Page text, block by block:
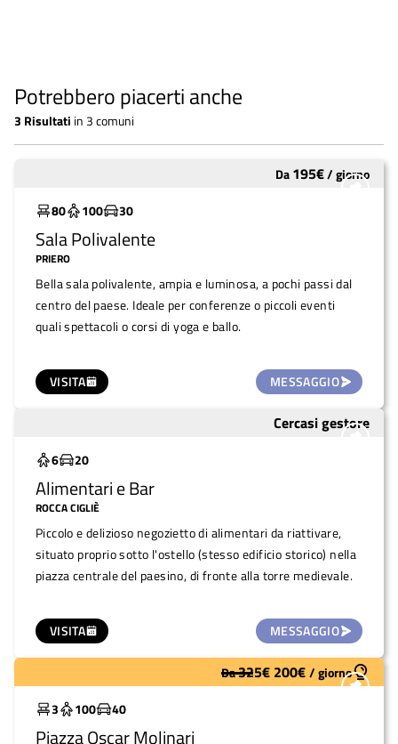
Potrebbero piacerti anche
3 Risultati in 3 comuni
VISITA MESSAGGIO
Da195€/giorno
80
100 30
Sala Polivalente
PRIERO
Bella sala polivalente, ampia e luminosa, a pochi passi dal
centro del paese. Ideale per conferenze o piccoli eventi
quali spettacoli o corsi di yoga e ballo.
VISITA MESSAGGIO
Cercasi gestore
6 20
Alimentari e Bar
ROCCA CIGLIÈ
Piccolo e delizioso negozietto di alimentari da riattivare,
situato proprio sotto l'ostello (stesso edificio storico) nella
piazza centrale del paesino, di fronte alla torre medievale.
Molto utilizzato Da325€ 200€/giorno
3
100 40
Piazza Oscar Molinari